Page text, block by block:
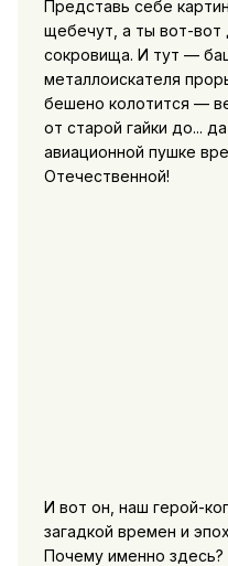
Представь себе
щебечут, а ты вот-
сокровища. И тут —
металлоискателя
бешено колотится —
от старой гайки до...
авиационной пушке
Отечественной!
И вот он, наш герой-
загадкой времен и
Почему именно